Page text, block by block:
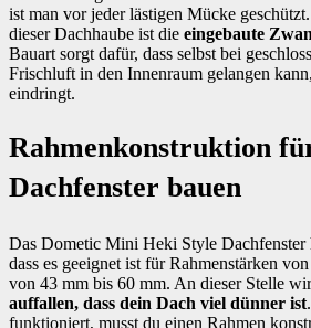
ist man vor jeder lästigen Mücke
dieser Dachhaube ist die eingebaute
Bauart sorgt dafür, dass selbst bei
Frischluft in den Innenraum gelangen
eindringt.
Rahmenkonstruktion
Dachfenster bauen
Das Dometic Mini Heki Style Dachfenster
dass es geeignet ist für Rahmenstärken
von 43 mm bis 60 mm. An dieser Stelle
auffallen, dass dein Dach viel dünner ist
funktioniert, musst du einen Rahmen